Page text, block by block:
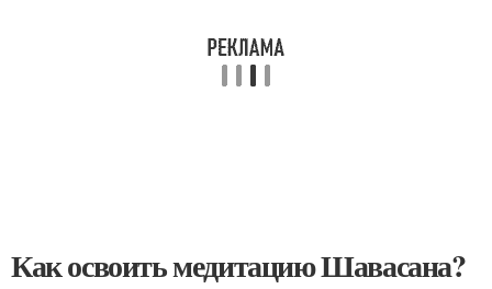
Как освоить медитацию Шавасана?